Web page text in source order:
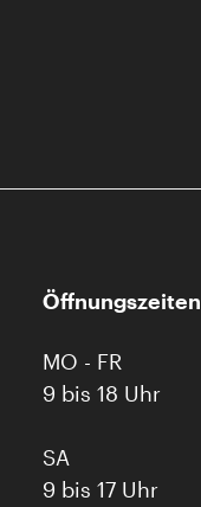
Öffnungszeiten
MO - FR
9 bis 18 Uhr
SA
9 bis 17 Uhr